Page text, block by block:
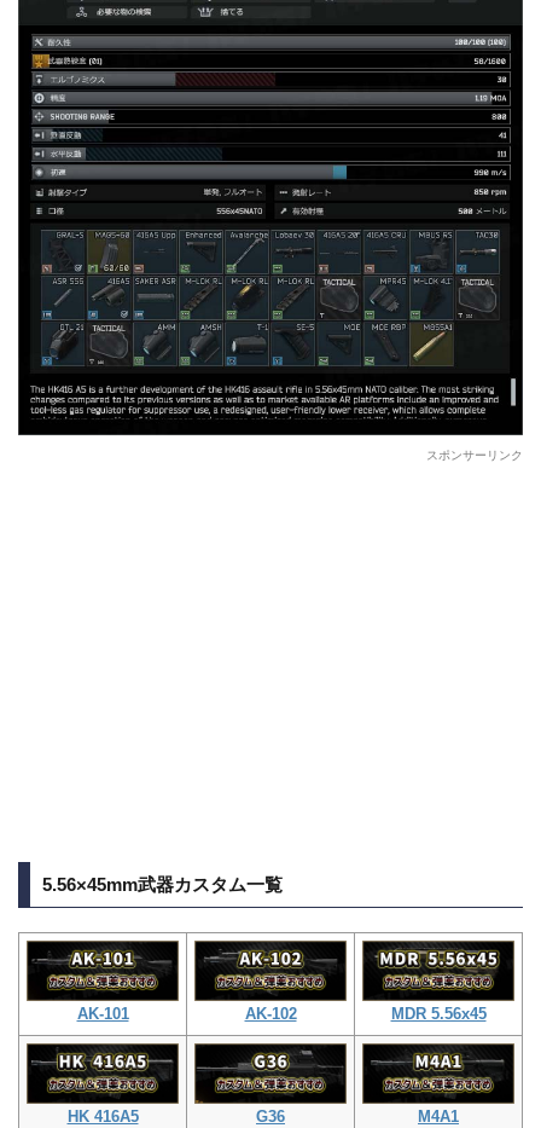
スポンサーリンク
5.56×45mm武器カスタム一覧
AK-101 AK-102 MDR 5.56x45
HK 416A5 G36 M4A1